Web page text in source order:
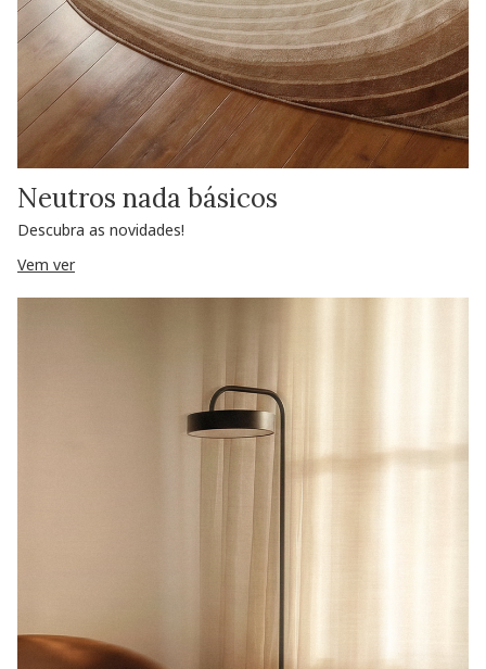
Neutros nada básicos
Descubra as novidades!
Vem ver